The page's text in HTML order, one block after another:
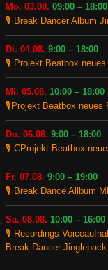
Mo. 03.08. 09:00 – 18:00
🎙️ Break Dancer Album
Di. 04.08. 9:00 – 18:00
🎙️ Projekt Beatbox
Mi. 05.08. 10:00 – 18:00
🎙️Projekt Beatbox neues
Do. 06.08. 9:00 – 18:00
🎙️ CProjekt Beatbox
Fr. 07.08. 9:00 – 19:00
🎙️ Break Dance Allbum
Sa. 08.08. 10:00 – 16:00
🎙️ Recordings
Break Dancer